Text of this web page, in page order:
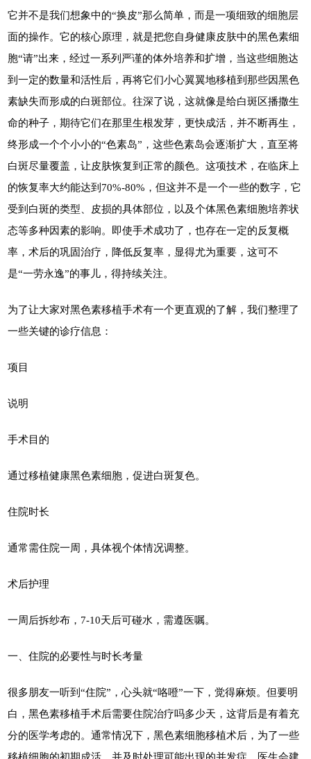
它并不是我们想象中的“换皮”那么简单，而是一项细致的细胞层
面的操作。它的核心原理，就是把您自身健康皮肤中的黑色素细
胞“请”出来，经过一系列严谨的体外培养和扩增，当这些细胞达
到一定的数量和活性后，再将它们小心翼翼地移植到那些因黑色
素缺失而形成的白斑部位。往深了说，这就像是给白斑区播撒生
命的种子，期待它们在那里生根发芽，更快成活，并不断再生，
终形成一个个小小的“色素岛”，这些色素岛会逐渐扩大，直至将
白斑尽量覆盖，让皮肤恢复到正常的颜色。这项技术，在临床上
的恢复率大约能达到70%-80%，但这并不是一个一些的数字，它
受到白斑的类型、皮损的具体部位，以及个体黑色素细胞培养状
态等多种因素的影响。即使手术成功了，也存在一定的反复概
率，术后的巩固治疗，降低反复率，显得尤为重要，这可不
是“一劳永逸”的事儿，得持续关注。
为了让大家对黑色素移植手术有一个更直观的了解，我们整理了
一些关键的诊疗信息：
项目
说明
手术目的
通过移植健康黑色素细胞，促进白斑复色。
住院时长
通常需住院一周，具体视个体情况调整。
术后护理
一周后拆纱布，7-10天后可碰水，需遵医嘱。
一、住院的必要性与时长考量
很多朋友一听到“住院”，心头就“咯噔”一下，觉得麻烦。但要明
白，黑色素移植手术后需要住院治疗吗多少天，这背后是有着充
分的医学考虑的。通常情况下，黑色素细胞移植术后，为了一些
移植细胞的初期成活，并及时处理可能出现的并发症，医生会建